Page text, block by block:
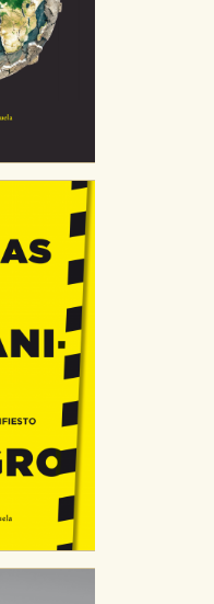
COOKIES
TODO
que nuestro sitio